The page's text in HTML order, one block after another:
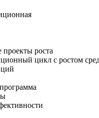
роста
цикл с ростом